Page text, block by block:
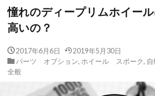
憧れのディープリムホイー
高いの？
2017年6月6日
2019年5月30日
パーツ オプション, ホイール スポーク,
全般